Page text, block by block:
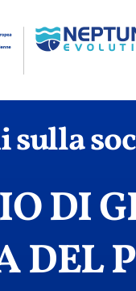
DI
DEL